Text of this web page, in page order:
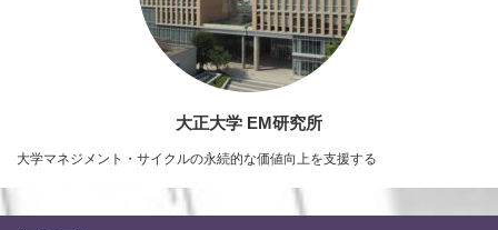
大正大学 EM研究所
大学マネジメント・サイクルの永続的な価値向上を支援する